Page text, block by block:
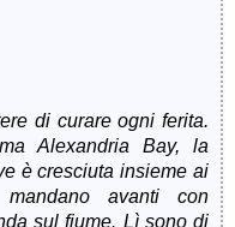
di curare ogni ferita.
Alexandria Bay, la
è cresciuta insieme ai
avanti con
sul fiume. Lì sono di